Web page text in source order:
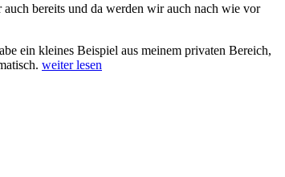
bereits und da werden wir auch nach wie vor
ein kleines Beispiel aus meinem privaten Bereich,
weiter lesen